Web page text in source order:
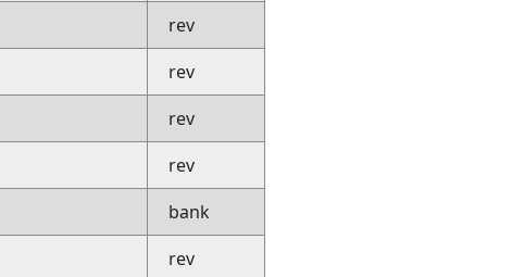
rev
rev
rev
rev
bank
rev